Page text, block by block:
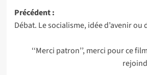
Navigation
d’article
Précédent :
Débat. Le socialisme, idée d’avenir ou
‘‘Merci patron’’, merci pour ce